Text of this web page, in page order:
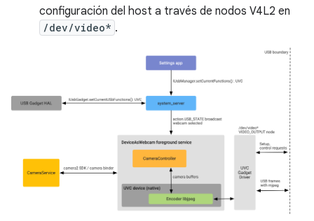
configuración del host a través de nodos V4L2 en
/dev/video* .